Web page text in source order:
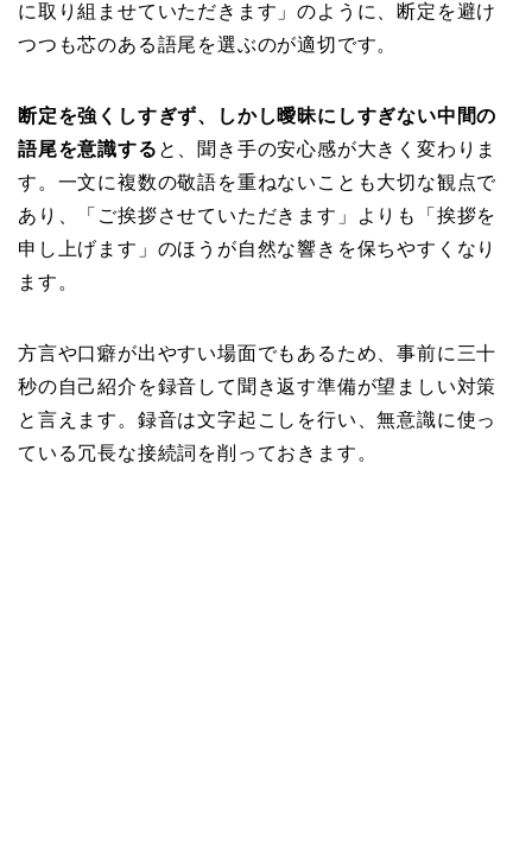
に取り組ませていただきます」のように、断定を避け
つつも芯のある語尾を選ぶのが適切です。
断定を強くしすぎず、しかし曖昧にしすぎない中間の
語尾を意識する と、聞き手の安心感が大きく変わりま
す。一文に複数の敬語を重ねないことも大切な観点で
あり、「ご挨拶させていただきます」よりも「挨拶を
申し上げます」のほうが自然な響きを保ちやすくなり
ます。
方言や口癖が出やすい場面でもあるため、事前に三十
秒の自己紹介を録音して聞き返す準備が望ましい対策
と言えます。録音は文字起こしを行い、無意識に使っ
ている冗長な接続詞を削っておきます。